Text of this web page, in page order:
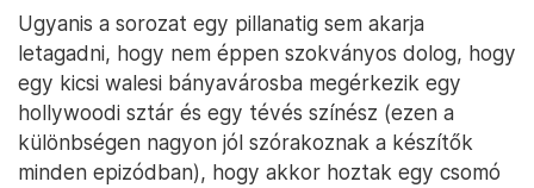
Ugyanis a sorozat egy pillanatig sem akarja
letagadni, hogy nem éppen szokványos dolog, hogy
egy kicsi walesi bányavárosba megérkezik egy
hollywoodi sztár és egy tévés színész (ezen a
különbségen nagyon jól szórakoznak a készítők
minden epizódban), hogy akkor hoztak egy csomó